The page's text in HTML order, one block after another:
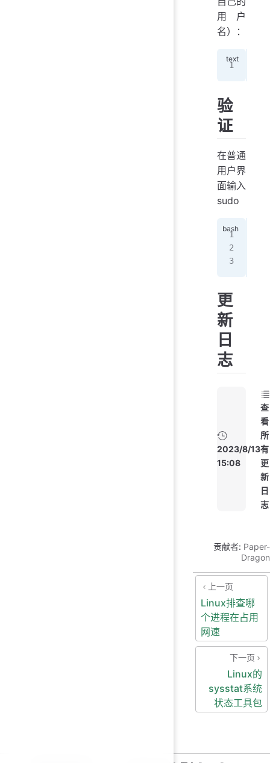
用户
名）：
验
证
在普通
用户界
面输入
sudo
更
新
日
志
2023/8/13
15:08
查
看
所
有
更
新
日
志
贡献者: Paper-
Dragon
上一页
Linux排查哪
个进程在占用
网速
下一页
Linux的
sysstat系统
状态工具包